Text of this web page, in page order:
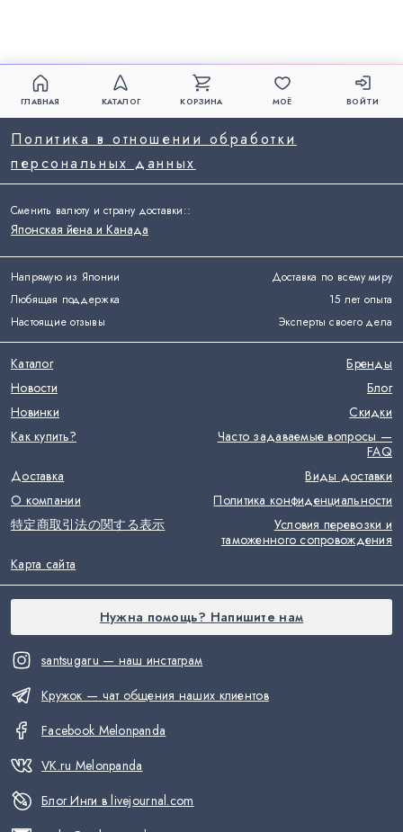
ГЛАВНАЯ КАТАЛОГ КОРЗИНА МОЁ ВОЙТИ
Напрямую из Японии
Доставка по всему миру
Любящая поддержка
15 лет опыта
Настоящие отзывы
Эксперты своего дела
santsugaru — наш инстаграм
Кружок — чат общения наших клиентов
Facebook Melonpanda
VK.ru Melonpanda
Блог Инги в livejournal.com
Политика в отношении обработки
персональных данных
Каталог
Бренды
Новости
Блог
Новинки
Скидки
Как купить?
Часто задаваемые вопросы —
FAQ
Доставка
Виды доставки
О компании
Политика конфиденциальности
特定商取引法の関する表示
Условия перевозки и
таможенного сопровождения
Карта сайта
Сменить валюту и страну доставки::
Японская йена и Канада
Нужна помощь? Напишите нам